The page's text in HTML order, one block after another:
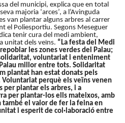
del municipi, explica que en total
majoria ‘arces’, a l’Avinguda
van plantar alguns arbres al carrer
el Poliesportiu. Segons Meseguer
tenir cura del medi ambient,
unitat dels veïns. “La festa del Medi
les zones verdes del Palau;
voluntariat i enteniment
millor entre tots. Solidaritat
plantat han estat donats pels
Voluntariat perquè els veïns venen
per plantar els arbres, i a
per plantar-los ells mateixos, amb
també el valor de fer la feina en
i esperit de col·laboració entre